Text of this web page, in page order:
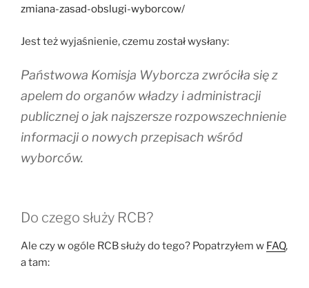
zmiana-zasad-obslugi-wyborcow/
Jest też wyjaśnienie, czemu został wysłany:
Państwowa Komisja Wyborcza zwróciła się z
apelem do organów władzy i administracji
publicznej o jak najszersze rozpowszechnienie
informacji o nowych przepisach wśród
wyborców.
Do czego służy RCB?
Ale czy w ogóle RCB służy do tego? Popatrzyłem w FAQ,
a tam: